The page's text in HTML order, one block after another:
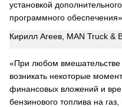
установкой
программного обеспечения».
Кирилл Агеев, MAN Truck &
«При любом вмешательстве
возникать некоторые
финансовых вложений и
бензинового топлива на